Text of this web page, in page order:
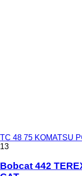
TC 48 75 KOMATSU
13
Bobcat 442